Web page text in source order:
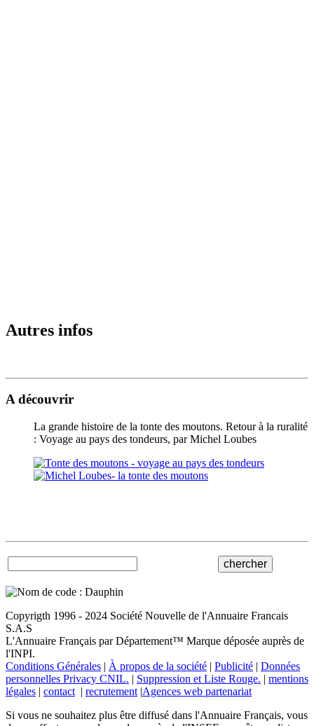
Autres infos
A découvrir
La grande histoire de la tonte des moutons. Retour à la ruralité
: Voyage au pays des tondeurs, par Michel Loubes
Copyrigth 1996 - 2024 Société Nouvelle de l'Annuaire Francais
S.A.S
L'Annuaire Français par Département™ Marque déposée auprès de
l'INPI.
Conditions Générales | À propos de la société | Publicité | Données
personnelles Privacy CNIL. | Suppression et Liste Rouge. | mentions
légales | contact | recrutement |Agences web partenariat
Si vous ne souhaitez plus être diffusé dans l'Annuaire Français, vous